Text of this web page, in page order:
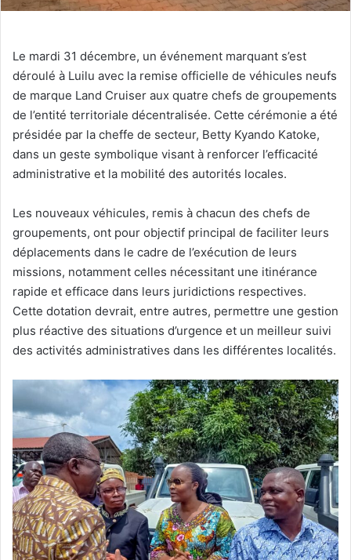
Le mardi 31 décembre, un événement marquant s’est
déroulé à Luilu avec la remise officielle de véhicules neufs
de marque Land Cruiser aux quatre chefs de groupements
de l’entité territoriale décentralisée. Cette cérémonie a été
présidée par la cheffe de secteur, Betty Kyando Katoke,
dans un geste symbolique visant à renforcer l’efficacité
administrative et la mobilité des autorités locales.
Les nouveaux véhicules, remis à chacun des chefs de
groupements, ont pour objectif principal de faciliter leurs
déplacements dans le cadre de l’exécution de leurs
missions, notamment celles nécessitant une itinérance
rapide et efficace dans leurs juridictions respectives.
Cette dotation devrait, entre autres, permettre une gestion
plus réactive des situations d’urgence et un meilleur suivi
des activités administratives dans les différentes localités.